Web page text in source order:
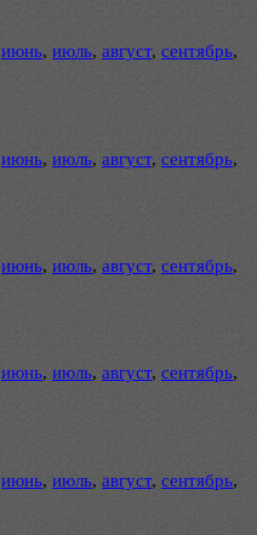
июнь, июль, август, сентябрь,
июнь, июль, август, сентябрь,
июнь, июль, август, сентябрь,
июнь, июль, август, сентябрь,
июнь, июль, август, сентябрь,